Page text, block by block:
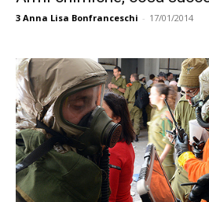
3 Anna Lisa Bonfranceschi - 17/01/2014